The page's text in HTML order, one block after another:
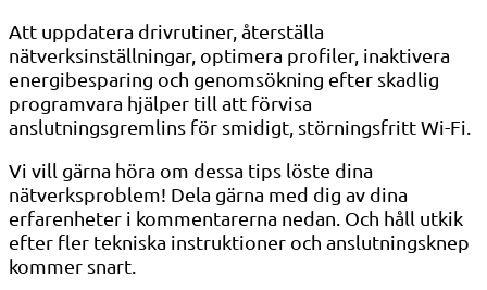
Att uppdatera drivrutiner, återställa
nätverksinställningar, optimera profiler, inaktivera
energibesparing och genomsökning efter skadlig
programvara hjälper till att förvisa
anslutningsgremlins för smidigt, störningsfritt Wi-Fi.
Vi vill gärna höra om dessa tips löste dina
nätverksproblem! Dela gärna med dig av dina
erfarenheter i kommentarerna nedan. Och håll utkik
efter fler tekniska instruktioner och anslutningsknep
kommer snart.